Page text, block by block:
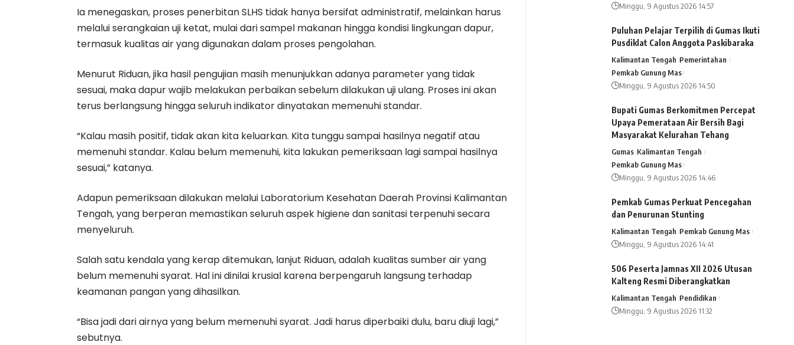
Ia menegaskan, proses penerbitan SLHS tidak hanya bersifat administratif, melainkan harus
melalui serangkaian uji ketat, mulai dari sampel makanan hingga kondisi lingkungan dapur,
termasuk kualitas air yang digunakan dalam proses pengolahan.
Menurut Riduan, jika hasil pengujian masih menunjukkan adanya parameter yang tidak
sesuai, maka dapur wajib melakukan perbaikan sebelum dilakukan uji ulang. Proses ini akan
terus berlangsung hingga seluruh indikator dinyatakan memenuhi standar.
“Kalau masih positif, tidak akan kita keluarkan. Kita tunggu sampai hasilnya negatif atau
memenuhi standar. Kalau belum memenuhi, kita lakukan pemeriksaan lagi sampai hasilnya
sesuai,” katanya.
Adapun pemeriksaan dilakukan melalui Laboratorium Kesehatan Daerah Provinsi Kalimantan
Tengah, yang berperan memastikan seluruh aspek higiene dan sanitasi terpenuhi secara
menyeluruh.
Salah satu kendala yang kerap ditemukan, lanjut Riduan, adalah kualitas sumber air yang
belum memenuhi syarat. Hal ini dinilai krusial karena berpengaruh langsung terhadap
keamanan pangan yang dihasilkan.
“Bisa jadi dari airnya yang belum memenuhi syarat. Jadi harus diperbaiki dulu, baru diuji lagi,”
sebutnya.
Minggu, 9 Agustus 2026 14:57
Puluhan Pelajar Terpilih di Gumas Ikuti
Pusdiklat Calon Anggota Paskibaraka
Kalimantan Tengah Pemerintahan
Pemkab Gunung Mas
Minggu, 9 Agustus 2026 14:50
Bupati Gumas Berkomitmen Percepat
Upaya Pemerataan Air Bersih Bagi
Masyarakat Kelurahan Tehang
Gumas Kalimantan Tengah
Pemkab Gunung Mas
Minggu, 9 Agustus 2026 14:46
Pemkab Gumas Perkuat Pencegahan
dan Penurunan Stunting
Kalimantan Tengah Pemkab Gunung Mas
Minggu, 9 Agustus 2026 14:41
506 Peserta Jamnas XII 2026 Utusan
Kalteng Resmi Diberangkatkan
Kalimantan Tengah Pendidikan
Minggu, 9 Agustus 2026 11:32